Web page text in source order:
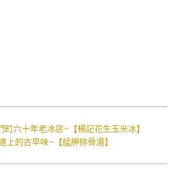
町六十年老冰店~【楊記花生玉米冰】
上的古早味~【艋舺排骨湯】